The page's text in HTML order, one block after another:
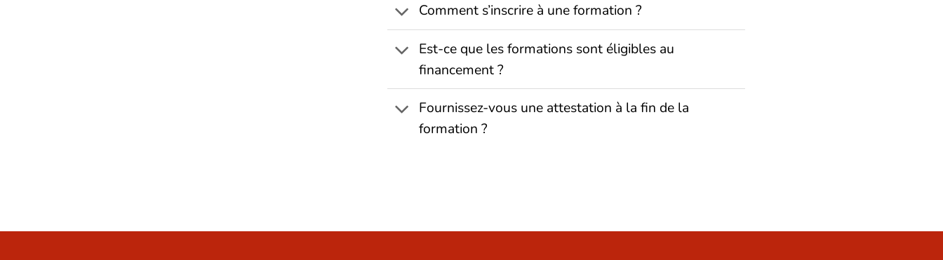
Comment s’inscrire à une formation ?
Est-ce que les formations sont éligibles au
financement ?
Fournissez-vous une attestation à la fin de la
formation ?